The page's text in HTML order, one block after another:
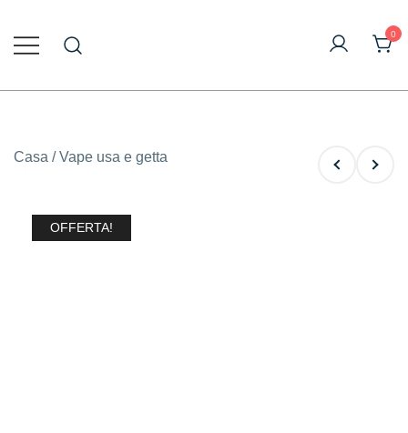
contenuto
0
Casa /Vape usa e getta
OFFERTA!